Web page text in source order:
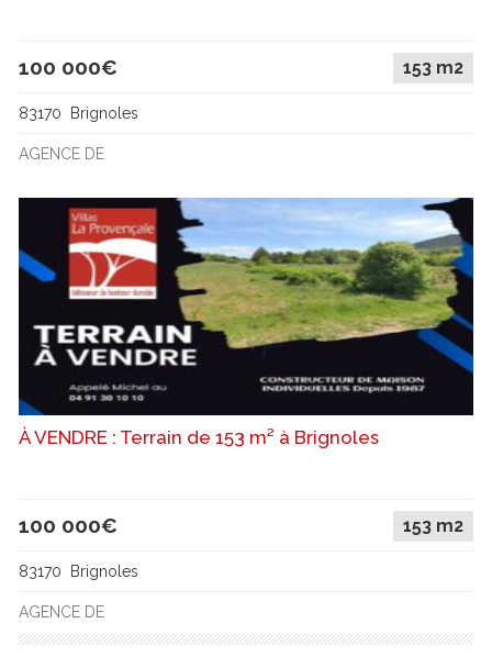
100 000€ 153 m2
83170 Brignoles
AGENCE DE
À VENDRE : Terrain de 153 m² à Brignoles
100 000€ 153 m2
83170 Brignoles
AGENCE DE